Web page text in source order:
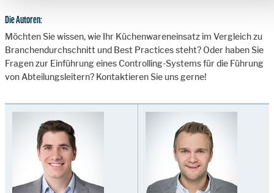
Die Autoren:
Möchten Sie wissen, wie Ihr Küchenwareneinsatz im Vergleich zu
Branchendurchschnitt und Best Practices steht? Oder haben Sie
Fragen zur Einführung eines Controlling-Systems für die Führung
von Abteilungsleitern? Kontaktieren Sie uns gerne!